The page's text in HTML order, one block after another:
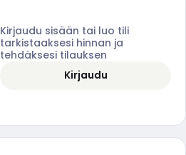
Kirjaudu sisään tai luo tili
tarkistaaksesi hinnan ja
tehdäksesi tilauksen
Kirjaudu